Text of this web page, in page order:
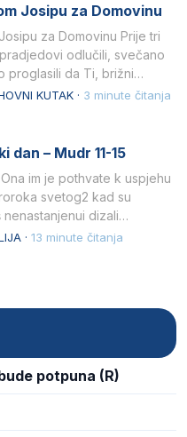
Josipu za Domovinu
za Domovinu Prije tri
odlučili, svečano
proglasili da Ti, brižni
KUTAK · 3 minute čitanja
dan – Mudr 11-15
Ona im je pothvate k uspjehu
svetog2 kad su
dizali…
· 13 minute čitanja
potpuna (R)